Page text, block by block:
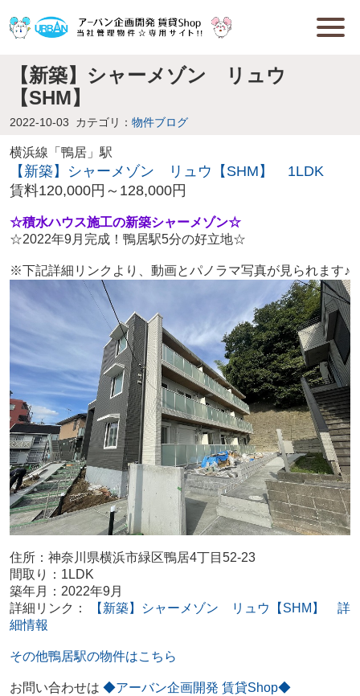
【新築】シャーメゾン リュウ
【SHM】
2022-10-03 カテゴリ： 物件ブログ
横浜線「鴨居」駅
【新築】シャーメゾン リュウ【SHM】 1LDK
賃料120,000円～128,000円
☆積水ハウス施工の新築シャーメゾン☆
☆2022年9月完成！鴨居駅5分の好立地☆
※下記詳細リンクより、動画とパノラマ写真が見られます♪
住所：神奈川県横浜市緑区鴨居4丁目52-23
間取り：1LDK
築年月：2022年9月
詳細リンク：
【新築】シャーメゾン リュウ【SHM】 詳
細情報
その他鴨居駅の物件はこちら
お問い合わせは ◆アーバン企画開発 賃貸Shop◆